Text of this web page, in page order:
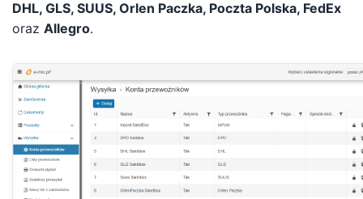
DHL, GLS, SUUS, Orlen Paczka, Poczta Polska, FedEx
oraz Allegro.